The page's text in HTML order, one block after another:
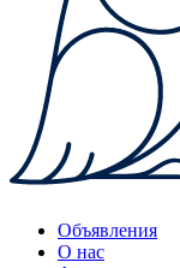
Объявления
О нас